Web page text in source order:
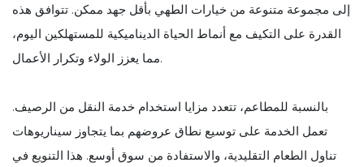
إلى مجموعة متنوعة من خيارات الطهي بأقل جهد ممكن. تتوافق هذه
القدرة على التكيف مع أنماط الحياة الديناميكية للمستهلكين اليوم،
مما يعزز الولاء وتكرار الأعمال.
بالنسبة للمطاعم، تتعدد مزايا استخدام خدمة النقل من الرصيف.
تعمل الخدمة على توسيع نطاق عروضهم بما يتجاوز سيناريوهات
تناول الطعام التقليدية، والاستفادة من سوق أوسع. هذا التنويع في